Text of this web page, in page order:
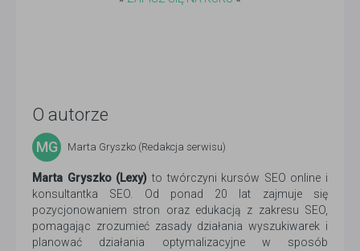
O autorze
MG Marta Gryszko (Redakcja serwisu)
Marta Gryszko (Lexy) to twórczyni kursów SEO online i
konsultantka SEO. Od ponad 20 lat zajmuje się
pozycjonowaniem stron oraz edukacją z zakresu SEO,
pomagając zrozumieć zasady działania wyszukiwarek i
planować działania optymalizacyjne w sposób